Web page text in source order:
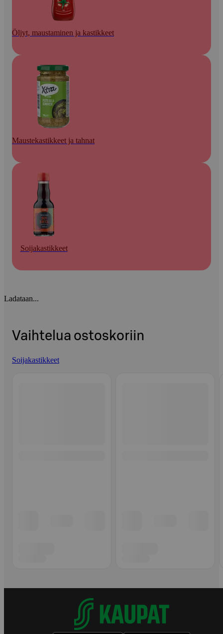
Öljyt, maustaminen ja kastikkeet
Maustekastikkeet ja tahnat
Soijakastikkeet
Ladataan...
Vaihtelua ostoskoriin
Soijakastikkeet